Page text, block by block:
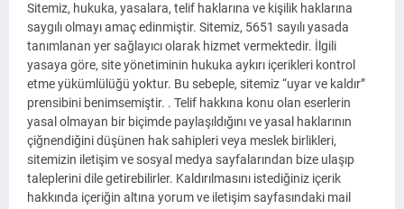
Sitemiz, hukuka, yasalara, telif haklarına ve kişilik haklarına
saygılı olmayı amaç edinmiştir. Sitemiz, 5651 sayılı yasada
tanımlanan yer sağlayıcı olarak hizmet vermektedir. İlgili
yasaya göre, site yönetiminin hukuka aykırı içerikleri kontrol
etme yükümlülüğü yoktur. Bu sebeple, sitemiz “uyar ve kaldır”
prensibini benimsemiştir. . Telif hakkına konu olan eserlerin
yasal olmayan bir biçimde paylaşıldığını ve yasal haklarının
çiğnendiğini düşünen hak sahipleri veya meslek birlikleri,
sitemizin iletişim ve sosyal medya sayfalarından bize ulaşıp
taleplerini dile getirebilirler. Kaldırılmasını istediğiniz içerik
hakkında içeriğin altına yorum ve iletişim sayfasındaki mail